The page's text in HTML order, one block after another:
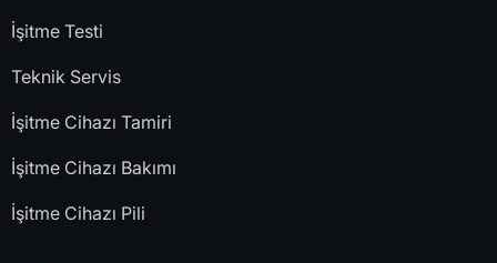
İşitme Testi
Teknik Servis
İşitme Cihazı Tamiri
İşitme Cihazı Bakımı
İşitme Cihazı Pili